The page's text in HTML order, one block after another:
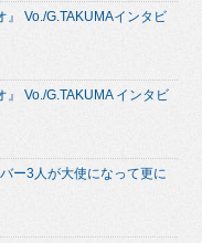
Vo./G.TAKUMAインタビ
Vo./G.TAKUMA インタビ
ー3人が大使になって更に